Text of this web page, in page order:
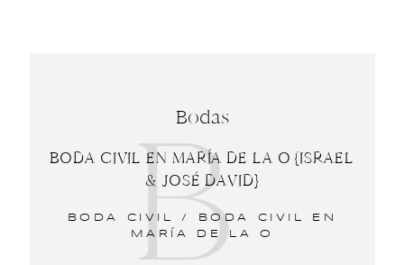
B
Bodas
BODA CIVIL EN MARÍA DE LA O {ISRAEL
& JOSÉ DAVID}
BODA CIVIL /
BODA CIVIL EN
MARÍA DE LA O